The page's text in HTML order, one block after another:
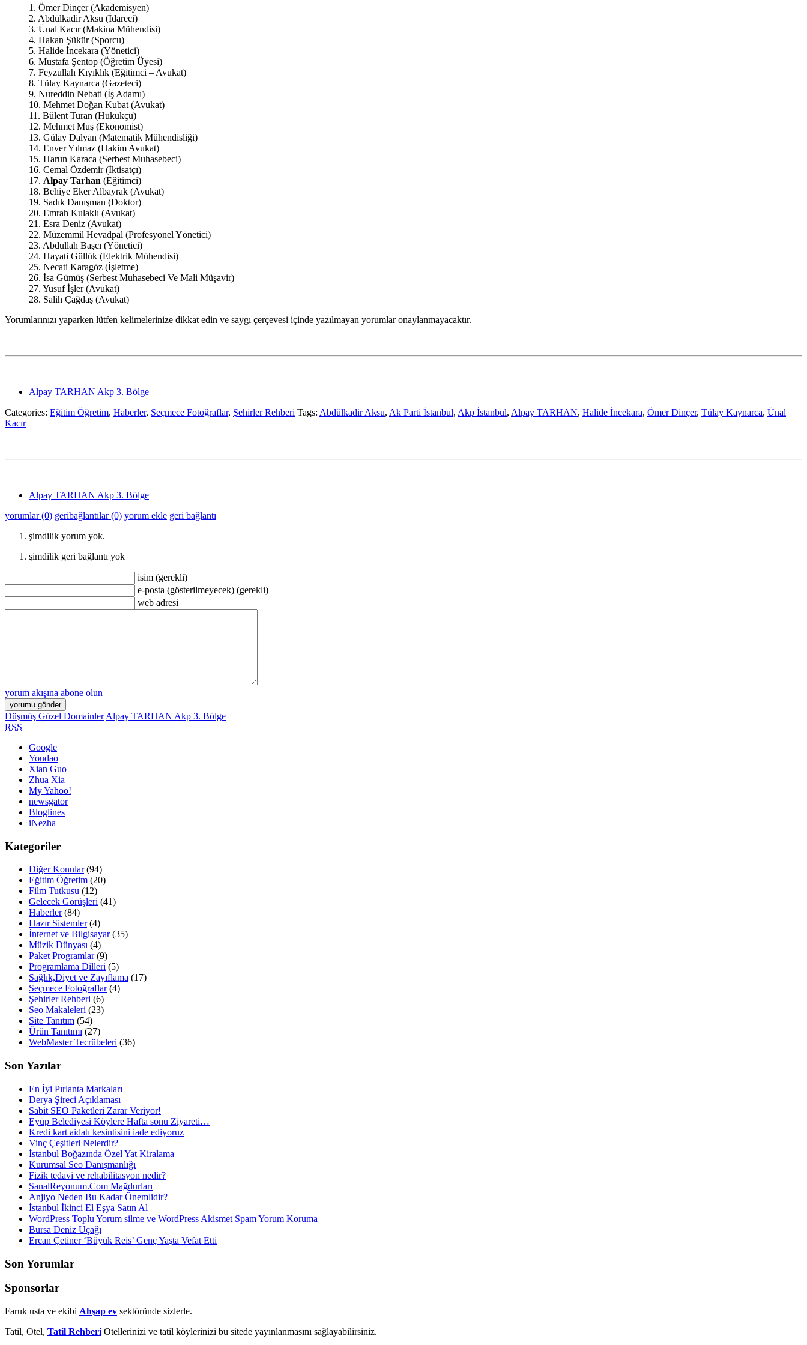
1. Ömer Dinçer (Akademisyen)
2. Abdülkadir Aksu (İdareci)
3. Ünal Kacır (Makina Mühendisi)
4. Hakan Şükür (Sporcu)
5. Halide İncekara (Yönetici)
6. Mustafa Şentop (Öğretim Üyesi)
7. Feyzullah Kıyıklık (Eğitimci – Avukat)
8. Tülay Kaynarca (Gazeteci)
9. Nureddin Nebati (İş Adamı)
10. Mehmet Doğan Kubat (Avukat)
11. Bülent Turan (Hukukçu)
12. Mehmet Muş (Ekonomist)
13. Gülay Dalyan (Matematik Mühendisliği)
14. Enver Yılmaz (Hakim Avukat)
15. Harun Karaca (Serbest Muhasebeci)
16. Cemal Özdemir (İktisatçı)
17. Alpay Tarhan (Eğitimci)
18. Behiye Eker Albayrak (Avukat)
19. Sadık Danışman (Doktor)
20. Emrah Kulaklı (Avukat)
21. Esra Deniz (Avukat)
22. Müzemmil Hevadpal (Profesyonel Yönetici)
23. Abdullah Başcı (Yönetici)
24. Hayati Güllük (Elektrik Mühendisi)
25. Necati Karagöz (İşletme)
26. İsa Gümüş (Serbest Muhasebeci Ve Mali Müşavir)
27. Yusuf İşler (Avukat)
28. Salih Çağdaş (Avukat)
Yorumlarınızı yaparken lütfen kelimelerinize dikkat edin ve saygı çerçevesi içinde yazılmayan yorumlar onaylanmayacaktır.
Alpay TARHAN Akp 3. Bölge
Categories: Eğitim Öğretim, Haberler, Seçmece Fotoğraflar, Şehirler Rehberi Tags: Abdülkadir Aksu, Ak Parti İstanbul, Akp İstanbul, Alpay TARHAN, Halide İncekara, Ömer Dinçer, Tülay Kaynarca, Ünal
Kacır
Alpay TARHAN Akp 3. Bölge
yorumlar (0) geribağlantılar (0) yorum ekle geri bağlantı
şimdilik yorum yok.
şimdilik geri bağlantı yok
isim (gerekli)
e-posta (gösterilmeyecek) (gerekli)
web adresi
yorum akışına abone olun
Düşmüş Güzel Domainler Alpay TARHAN Akp 3. Bölge
RSS
Google
Youdao
Xian Guo
Zhua Xia
My Yahoo!
newsgator
Bloglines
iNezha
Kategoriler
Diğer Konular(94)
Eğitim Öğretim (20)
Film Tutkusu (12)
Gelecek Görüşleri (41)
Haberler(84)
Hazır Sistemler(4)
İnternet ve Bilgisayar(35)
Müzik Dünyası (4)
Paket Programlar(9)
Programlama Dilleri (5)
Sağlık,Diyet ve Zayıflama (17)
Seçmece Fotoğraflar(4)
Şehirler Rehberi (6)
Seo Makaleleri (23)
Site Tanıtım (54)
Ürün Tanıtımı (27)
WebMaster Tecrübeleri (36)
Son Yazılar
En İyi Pırlanta Markaları
Derya Şireci Açıklaması
Sabit SEO Paketleri Zarar Veriyor!
Eyüp Belediyesi Köylere Hafta sonu Ziyareti…
Kredi kart aidatı kesintisini iade ediyoruz
Vinç Çeşitleri Nelerdir?
İstanbul Boğazında Özel Yat Kiralama
Kurumsal Seo Danışmanlığı
Fizik tedavi ve rehabilitasyon nedir?
SanalReyonum.Com Mağdurları
Anjiyo Neden Bu Kadar Önemlidir?
İstanbul İkinci El Eşya Satın Al
WordPress Toplu Yorum silme ve WordPress Akismet Spam Yorum Koruma
Bursa Deniz Uçağı
Ercan Çetiner ‘Büyük Reis’ Genç Yaşta Vefat Etti
Son Yorumlar
Sponsorlar
Faruk usta ve ekibi Ahşap ev sektöründe sizlerle.
Tatil, Otel, Tatil Rehberi Otellerinizi ve tatil köylerinizi bu sitede yayınlanmasını sağlayabilirsiniz.